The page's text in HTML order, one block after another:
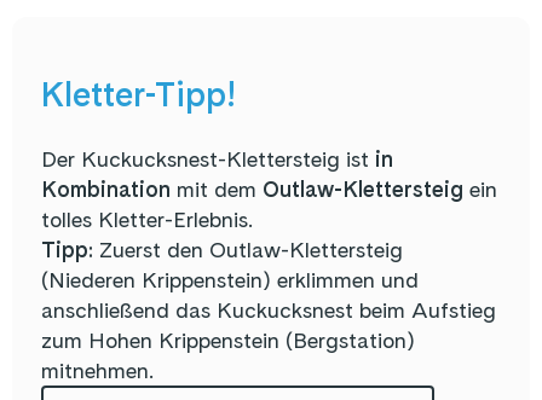
Kletter-Tipp!
Der Kuckucksnest-Klettersteig ist in
Kombination mit dem Outlaw-Klettersteig ein
tolles Kletter-Erlebnis.
Tipp: Zuerst den Outlaw-Klettersteig
(Niederen Krippenstein) erklimmen und
anschließend das Kuckucksnest beim Aufstieg
zum Hohen Krippenstein (Bergstation)
mitnehmen.